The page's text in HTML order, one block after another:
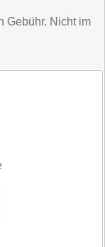
Gebühr. Nicht im